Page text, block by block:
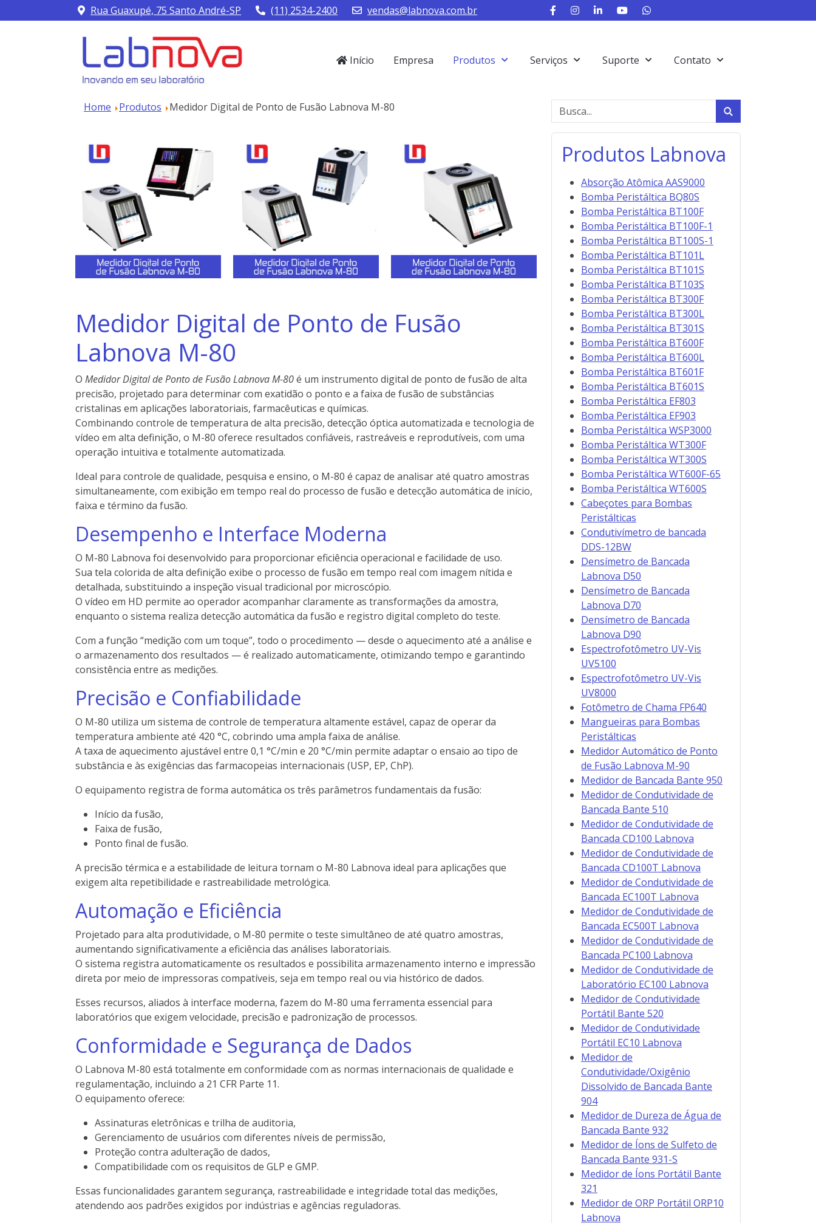
Rua Guaxupé, 75 Santo André-SP (11) 2534-2400 vendas@labnova.com.br
Início Empresa Produtos Serviços Suporte Contato
Home Produtos Medidor Digital de Ponto de Fusão Labnova M-80
Medidor Digital de Ponto de Fusão
Labnova M-80
O Medidor Digital de Ponto de Fusão Labnova M-80é um instrumento digital de ponto de fusão de alta
precisão, projetado para determinar com exatidão o ponto e a faixa de fusão de substâncias
cristalinas em aplicações laboratoriais, farmacêuticas e químicas.
Combinando controle de temperatura de alta precisão, detecção óptica automatizada e tecnologia de
vídeo em alta definição, o M-80 oferece resultados confiáveis, rastreáveis e reprodutíveis, com uma
operação intuitiva e totalmente automatizada.
Ideal para controle de qualidade, pesquisa e ensino, o M-80 é capaz de analisar até quatro amostras
simultaneamente, com exibição em tempo real do processo de fusão e detecção automática de início,
faixa e término da fusão.
Desempenho e Interface Moderna
O M-80 Labnova foi desenvolvido para proporcionar eficiência operacional e facilidade de uso.
Sua tela colorida de alta definição exibe o processo de fusão em tempo real com imagem nítida e
detalhada, substituindo a inspeção visual tradicional por microscópio.
O vídeo em HD permite ao operador acompanhar claramente as transformações da amostra,
enquanto o sistema realiza detecção automática da fusão e registro digital completo do teste.
Com a função “medição com um toque”, todo o procedimento — desde o aquecimento até a análise e
o armazenamento dos resultados — é realizado automaticamente, otimizando tempo e garantindo
consistência entre as medições.
Precisão e Confiabilidade
O M-80 utiliza um sistema de controle de temperatura altamente estável, capaz de operar da
temperatura ambiente até 420 °C, cobrindo uma ampla faixa de análise.
A taxa de aquecimento ajustável entre 0,1 °C/min e 20 °C/min permite adaptar o ensaio ao tipo de
substância e às exigências das farmacopeias internacionais (USP, EP, ChP).
O equipamento registra de forma automática os três parâmetros fundamentais da fusão:
Início da fusão,
Faixa de fusão,
Ponto final de fusão.
A precisão térmica e a estabilidade de leitura tornam o M-80 Labnova ideal para aplicações que
exigem alta repetibilidade e rastreabilidade metrológica.
Automação e Eficiência
Projetado para alta produtividade, o M-80 permite o teste simultâneo de até quatro amostras,
aumentando significativamente a eficiência das análises laboratoriais.
O sistema registra automaticamente os resultados e possibilita armazenamento interno e impressão
direta por meio de impressoras compatíveis, seja em tempo real ou via histórico de dados.
Esses recursos, aliados à interface moderna, fazem do M-80 uma ferramenta essencial para
laboratórios que exigem velocidade, precisão e padronização de processos.
Conformidade e Segurança de Dados
O Labnova M-80 está totalmente em conformidade com as normas internacionais de qualidade e
regulamentação, incluindo a 21 CFR Parte 11.
O equipamento oferece:
Assinaturas eletrônicas e trilha de auditoria,
Gerenciamento de usuários com diferentes níveis de permissão,
Proteção contra adulteração de dados,
Compatibilidade com os requisitos de GLP e GMP.
Essas funcionalidades garantem segurança, rastreabilidade e integridade total das medições,
atendendo aos padrões exigidos por indústrias e agências reguladoras.
Produtos Labnova
Absorção Atômica AAS9000
Bomba Peristáltica BQ80S
Bomba Peristáltica BT100F
Bomba Peristáltica BT100F-1
Bomba Peristáltica BT100S-1
Bomba Peristáltica BT101L
Bomba Peristáltica BT101S
Bomba Peristáltica BT103S
Bomba Peristáltica BT300F
Bomba Peristáltica BT300L
Bomba Peristáltica BT301S
Bomba Peristáltica BT600F
Bomba Peristáltica BT600L
Bomba Peristáltica BT601F
Bomba Peristáltica BT601S
Bomba Peristáltica EF803
Bomba Peristáltica EF903
Bomba Peristáltica WSP3000
Bomba Peristáltica WT300F
Bomba Peristáltica WT300S
Bomba Peristáltica WT600F-65
Bomba Peristáltica WT600S
Cabeçotes para Bombas
Peristálticas
Condutivímetro de bancada
DDS-12BW
Densímetro de Bancada
Labnova D50
Densímetro de Bancada
Labnova D70
Densímetro de Bancada
Labnova D90
Espectrofotômetro UV-Vis
UV5100
Espectrofotômetro UV-Vis
UV8000
Fotômetro de Chama FP640
Mangueiras para Bombas
Peristálticas
Medidor Automático de Ponto
de Fusão Labnova M-90
Medidor de Bancada Bante 950
Medidor de Condutividade de
Bancada Bante 510
Medidor de Condutividade de
Bancada CD100 Labnova
Medidor de Condutividade de
Bancada CD100T Labnova
Medidor de Condutividade de
Bancada EC100T Labnova
Medidor de Condutividade de
Bancada EC500T Labnova
Medidor de Condutividade de
Bancada PC100 Labnova
Medidor de Condutividade de
Laboratório EC100 Labnova
Medidor de Condutividade
Portátil Bante 520
Medidor de Condutividade
Portátil EC10 Labnova
Medidor de
Condutividade/Oxigênio
Dissolvido de Bancada Bante
904
Medidor de Dureza de Água de
Bancada Bante 932
Medidor de Íons de Sulfeto de
Bancada Bante 931-S
Medidor de Íons Portátil Bante
321
Medidor de ORP Portátil ORP10
Labnova